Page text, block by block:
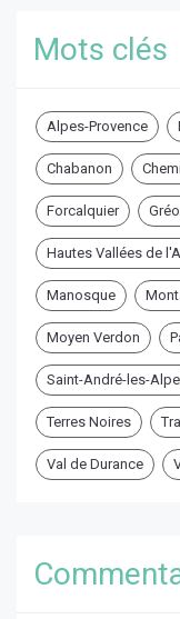
Mots clés
Alpes-Provence
Chabanon
Forcalquier
Hautes Vallées de
Manosque
Moyen Verdon
Saint-André-les-
Terres Noires
Val de Durance